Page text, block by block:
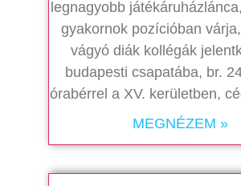
legnagyobb
gyakornok pozícióban
vágyó diák kollégák
budapesti csapatába, br.
órabérrel a XV. kerületben,
MEGNÉZEM »